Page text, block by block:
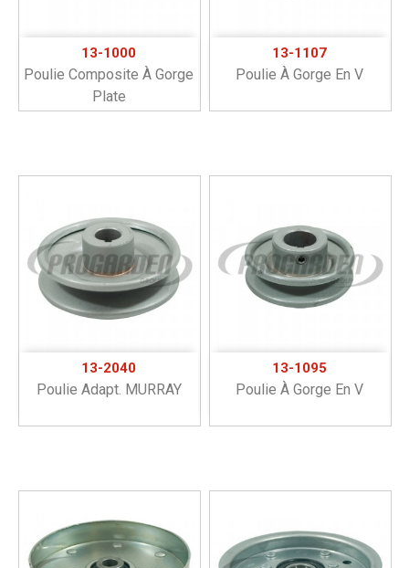
13-1000
Poulie Composite À Gorge
Plate
13-1107
Poulie À Gorge En V
13-2040
Poulie Adapt. MURRAY
13-1095
Poulie À Gorge En V